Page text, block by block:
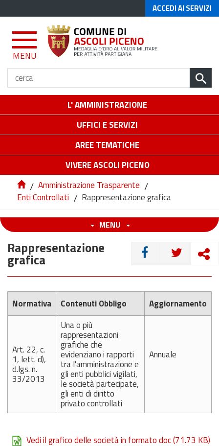
ACCEDI AI SERVIZI
MENU
L' AMMINISTRAZIONE
UFFICI E SERVIZI
AREE TEMATICHE
VIVERE ASCOLI PICENO
/ Amministrazione Trasparente /
Enti Controllati / Rappresentazione grafica
MENU
CONDIVIDI
Rappresentazione
grafica
Normativa Contenuti Obbligo Aggiornamento
Art. 22, c.
1, lett. d),
d.lgs. n.
33/2013
Una o più
rappresentazioni
grafiche che
evidenziano i rapporti
tra l'amministrazione e
gli enti pubblici vigilati,
le società partecipate,
gli enti di diritto
privato controllati
Annuale
Vedi il grafico delle società in formato doc(71.73 KB)